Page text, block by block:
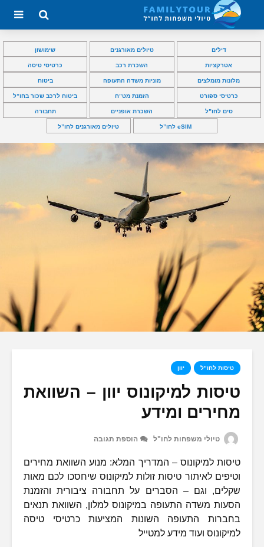
דילים טיולים מאורגנים שימושון
אטרקציות השכרת רכב כרטיסי טיסה
מלונות מומלצים מוניות משדה התעופה ביטוח
כרטיסי ספורט הזמנת מט”ח ביטוח לרכב שכור בחו”ל
סים לחו”ל השכרת אופניים תחבורה
eSIM לחו”ל טיולים מאורגנים לחו”ל
טיסות לחו"ל יוון
טיסות למיקונוס יוון – השוואת
מחירים ומידע
טיולי משפחות לחו"ל הוספת תגובה
טיסות למיקונוס – המדריך המלא: מנוע השוואת מחירים
וטיפים לאיתור טיסות זולות למיקונוס שיחסכו לכם מאות
שקלים, וגם – הסברים על תחבורה ציבורית והזמנת
הסעות משדה התעופה במיקונוס למלון, השוואת תנאים
בחברות התעופה השונות המציעות כרטיסי טיסה
למיקונוס ועוד מידע למטייל